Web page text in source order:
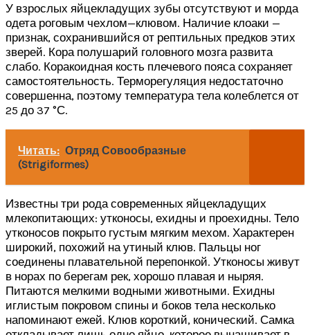
У взрослых яйцекладущих зубы отсутствуют и морда
одета роговым чехлом—клювом. Наличие клоаки —
признак, сохранившийся от рептильных предков этих
зверей. Кора полушарий головного мозга развита
слабо. Коракоидная кость плечевого пояса сохраняет
самостоятельность. Терморегуляция недостаточно
совершенна, поэтому температура тела колеблется от
25 до 37 °С.
Читать: Отряд Совообразные
(Strigiformes)
Известны три рода современных яйцекладущих
млекопитающих: утконосы, ехидны и проехидны. Тело
утконосов покрыто густым мягким мехом. Характерен
широкий, похожий на утиный клюв. Пальцы ног
соединены плавательной перепонкой. Утконосы живут
в норах по берегам рек, хорошо плавая и ныряя.
Питаются мелкими водными животными. Ехидны
иглистым покровом спины и боков тела несколько
напоминают ежей. Клюв короткий, конический. Самка